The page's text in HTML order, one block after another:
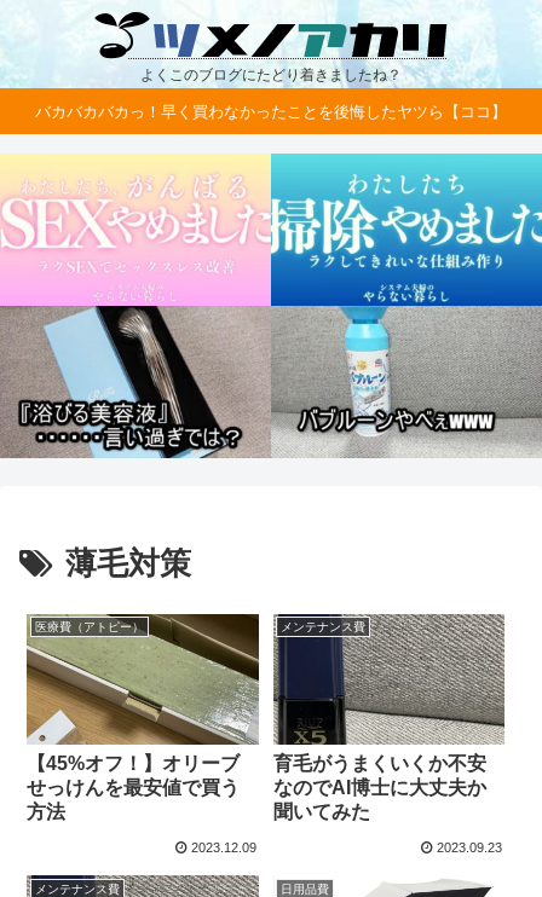
よくこのブログにたどり着きましたね？
バカバカバカっ！早く買わなかったことを後悔したヤツら【ココ】
薄毛対策
医療費（アトピー）
【45%オフ！】オリーブ
せっけんを最安値で買う
方法
2023.12.09
メンテナンス費
育毛がうまくいくか不安
なのでAI博士に大丈夫か
聞いてみた
2023.09.23
メンテナンス費 日用品費